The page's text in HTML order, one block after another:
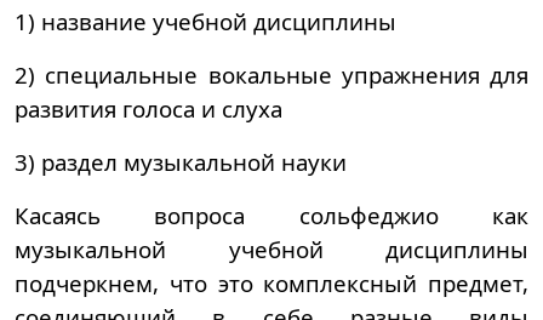
1) название учебной дисциплины
2) специальные вокальные упражнения для
развития голоса и слуха
3) раздел музыкальной науки
Касаясь вопроса сольфеджио как
музыкальной учебной дисциплины
подчеркнем, что это комплексный предмет,